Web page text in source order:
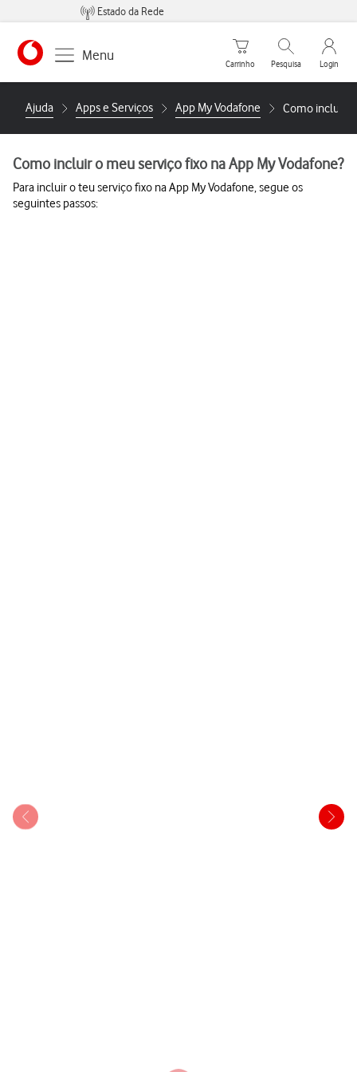
Estado da Rede
https://www.vodafone.pt
Menu
Carrinho de compras
Carrinho
Pesquisar
Pesquisa
My
Login
Ajuda Apps e Serviços App My Vodafone Como incluir o
Como incluir o meu serviço fixo na App My Vodafone?
Para incluir o teu serviço fixo na App My Vodafone, segue os
seguintes passos: